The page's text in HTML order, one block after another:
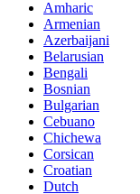
Amharic
Armenian
Azerbaijani
Belarusian
Bengali
Bosnian
Bulgarian
Cebuano
Chichewa
Corsican
Croatian
Dutch